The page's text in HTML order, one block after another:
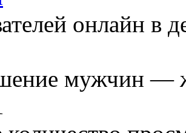
онлайн в
мужчин —